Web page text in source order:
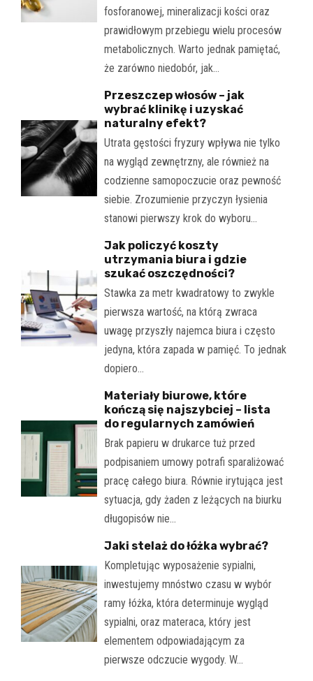
fosforanowej, mineralizacji kości oraz
prawidłowym przebiegu wielu procesów
metabolicznych. Warto jednak pamiętać,
że zarówno niedobór, jak…
Przeszczep włosów – jak
wybrać klinikę i uzyskać
naturalny efekt?
Utrata gęstości fryzury wpływa nie tylko
na wygląd zewnętrzny, ale również na
codzienne samopoczucie oraz pewność
siebie. Zrozumienie przyczyn łysienia
stanowi pierwszy krok do wyboru…
Jak policzyć koszty
utrzymania biura i gdzie
szukać oszczędności?
Stawka za metr kwadratowy to zwykle
pierwsza wartość, na którą zwraca
uwagę przyszły najemca biura i często
jedyna, która zapada w pamięć. To jednak
dopiero…
Materiały biurowe, które
kończą się najszybciej – lista
do regularnych zamówień
Brak papieru w drukarce tuż przed
podpisaniem umowy potrafi sparaliżować
pracę całego biura. Równie irytująca jest
sytuacja, gdy żaden z leżących na biurku
długopisów nie…
Jaki stelaż do łóżka wybrać?
Kompletując wyposażenie sypialni,
inwestujemy mnóstwo czasu w wybór
ramy łóżka, która determinuje wygląd
sypialni, oraz materaca, który jest
elementem odpowiadającym za
pierwsze odczucie wygody. W…